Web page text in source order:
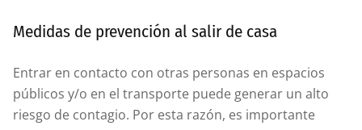
Medidas de prevención al salir de casa
Entrar en contacto con otras personas en espacios
públicos y/o en el transporte puede generar un alto
riesgo de contagio. Por esta razón, es importante